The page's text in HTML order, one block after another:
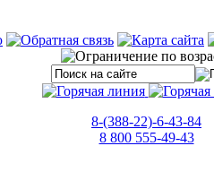
8-(388-22)-6-43-84
8 800 555-49-43